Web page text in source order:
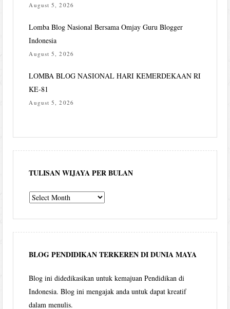
August 5, 2026
Lomba Blog Nasional Bersama Omjay Guru Blogger
Indonesia
August 5, 2026
LOMBA BLOG NASIONAL HARI KEMERDEKAAN RI
KE-81
August 5, 2026
TULISAN WIJAYA PER BULAN
Tulisan
per
bulan
BLOG PENDIDIKAN TERKEREN DI DUNIA MAYA
Blog ini didedikasikan untuk kemajuan Pendidikan di
Indonesia. Blog ini mengajak anda untuk dapat kreatif
dalam menulis.